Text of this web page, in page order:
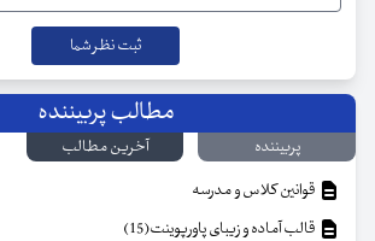
مطالب پربیننده
پربیننده
آخرین مطالب
قوانین کلاس و مدرسه
قالب آماده و زیبای پاورپوینت(15)